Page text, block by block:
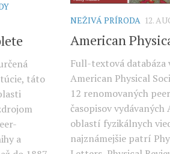
táto
a
NEŽIVÁ PRÍRODA 12.
American
Full-textová databáza
American Physical
12 renomovaných
časopisov vydávaných
oblastí fyzikálnych
najznámejšie patrí